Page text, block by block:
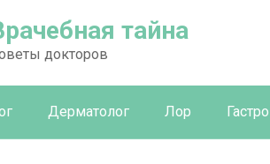
тайна
докторов
Дерматолог Лор